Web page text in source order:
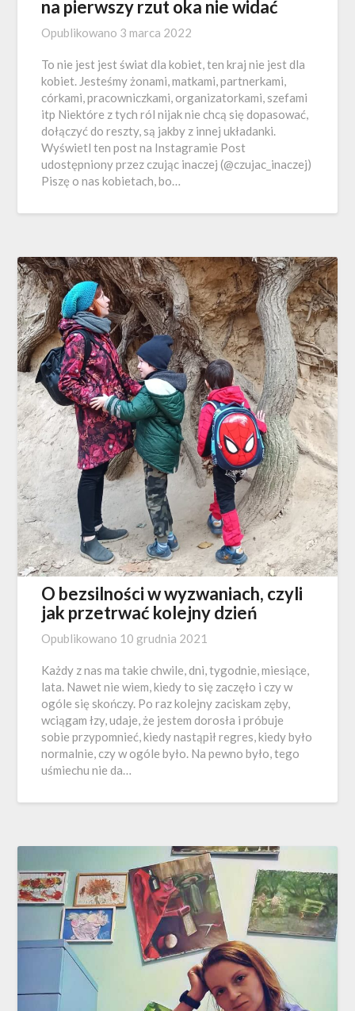
na pierwszy rzut oka nie widać
Opublikowano 3 marca 2022
To nie jest jest świat dla kobiet, ten kraj nie jest dla
kobiet. Jesteśmy żonami, matkami, partnerkami,
córkami, pracowniczkami, organizatorkami, szefami
itp Niektóre z tych ról nijak nie chcą się dopasować,
dołączyć do reszty, są jakby z innej układanki.
Wyświetl ten post na Instagramie Post
udostępniony przez czując inaczej (@czujac_inaczej)
Piszę o nas kobietach, bo…
O bezsilności w wyzwaniach, czyli
jak przetrwać kolejny dzień
Opublikowano 10 grudnia 2021
Każdy z nas ma takie chwile, dni, tygodnie, miesiące,
lata. Nawet nie wiem, kiedy to się zaczęło i czy w
ogóle się skończy. Po raz kolejny zaciskam zęby,
wciągam łzy, udaje, że jestem dorosła i próbuje
sobie przypomnieć, kiedy nastąpił regres, kiedy było
normalnie, czy w ogóle było. Na pewno było, tego
uśmiechu nie da…